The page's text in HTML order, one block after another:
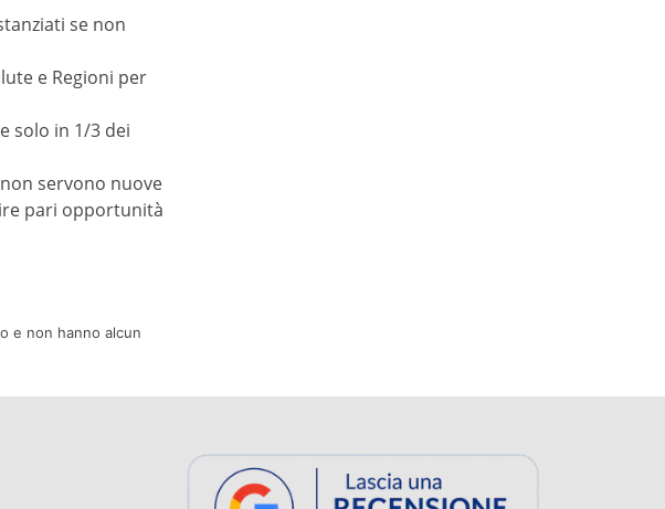
se non
e Regioni per
solo in 1/3 dei
servono nuove
pari opportunità
e non hanno alcun